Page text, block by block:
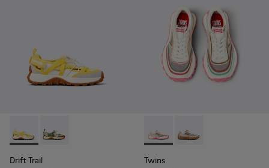
Drift Trail - K800695-001 - Halboffene Schuhe für Kinder
Drift Trail - K800695-002 - Halboffene
Drift Trail
Twins - K800685-001 -
Twins - K800685-
Twins